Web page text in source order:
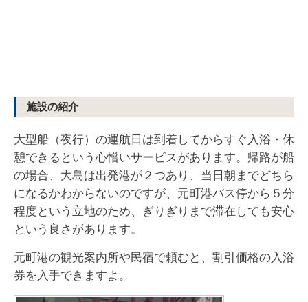
施設の紹介
大型船（夜行）の運航日は到着してからすぐ入浴・休
憩できるという心憎いサービスがあります。帰路が船
の場合、大島は出発港が２つあり、当日朝までどちら
になるかわからないのですが、元町港バス停から５分
程度という立地のため、ぎりぎりまで滞在しても安心
という良さがあります。
元町港の観光案内所や民宿で頼むと、割引価格の入浴
券を入手できますよ。